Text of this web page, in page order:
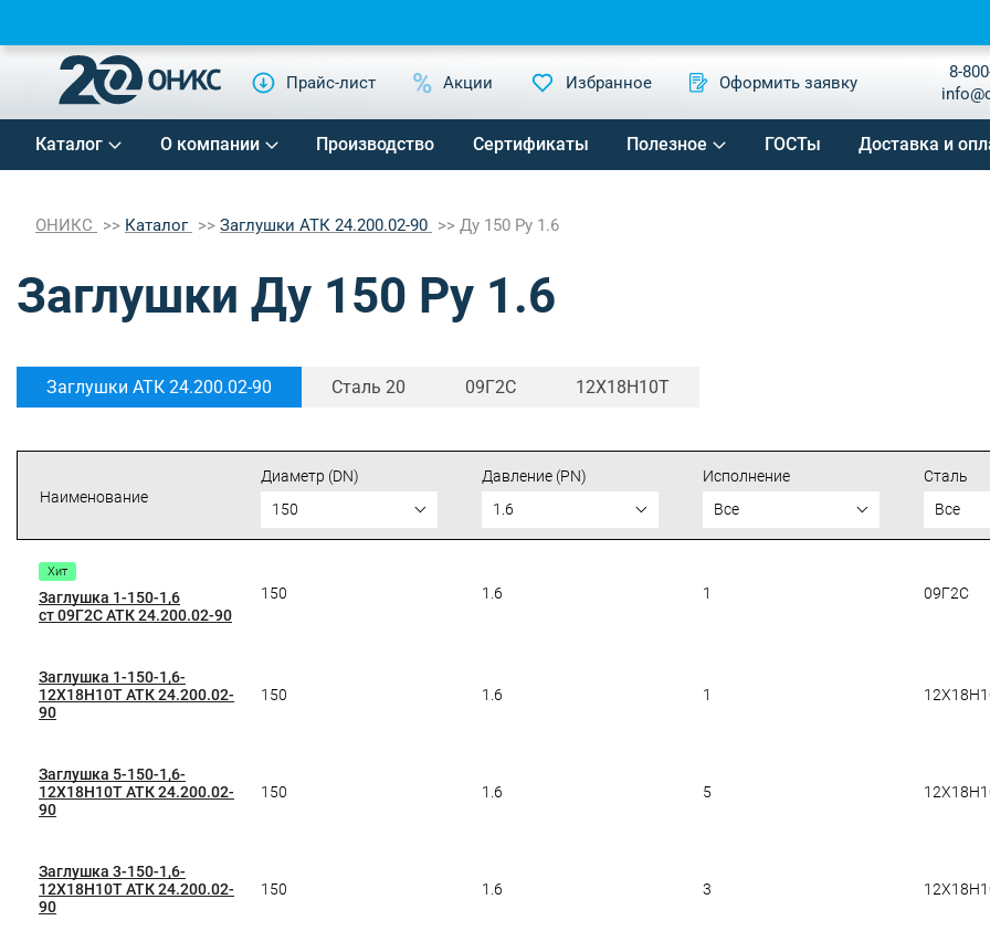
Прайс-лист Акции Избранное Оформить заявку
8-
Каталог О компании Производство Сертификаты Полезное ГОСТы Доставка и
ОНИКС Каталог Заглушки АТК 24.200.02-90 Ду 150 Ру 1.6
Заглушки Ду 150 Ру 1.6
Заглушки АТК 24.200.02-90 Сталь 20 09Г2С 12Х18Н10Т
Наименование
Диаметр (DN)
150
Давление (PN)
1.6
Исполнение
Все
Сталь
Все
Хит
Заглушка 1-150-1,6
ст 09Г2С АТК 24.200.02-90
150 1.6 1 09Г2С
Заглушка 1-150-1,6-
12Х18Н10Т АТК 24.200.02-
90
150 1.6 1
Заглушка 5-150-1,6-
12Х18Н10Т АТК 24.200.02-
90
150 1.6 5
Заглушка 3-150-1,6-
12Х18Н10Т АТК 24.200.02-
90
150 1.6 3